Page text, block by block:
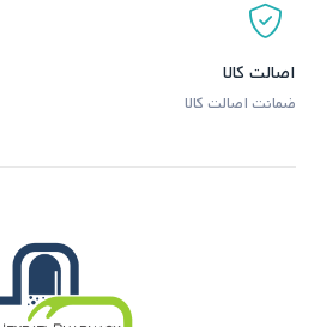
اصالت کالا
ضمانت اصالت کالا